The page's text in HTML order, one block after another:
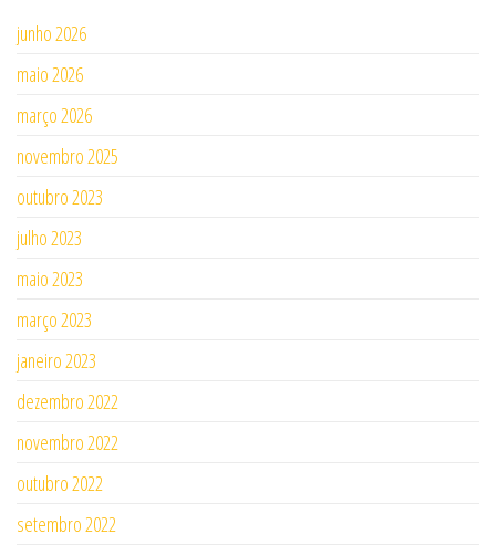
junho 2026
maio 2026
março 2026
novembro 2025
outubro 2023
julho 2023
maio 2023
março 2023
janeiro 2023
dezembro 2022
novembro 2022
outubro 2022
setembro 2022